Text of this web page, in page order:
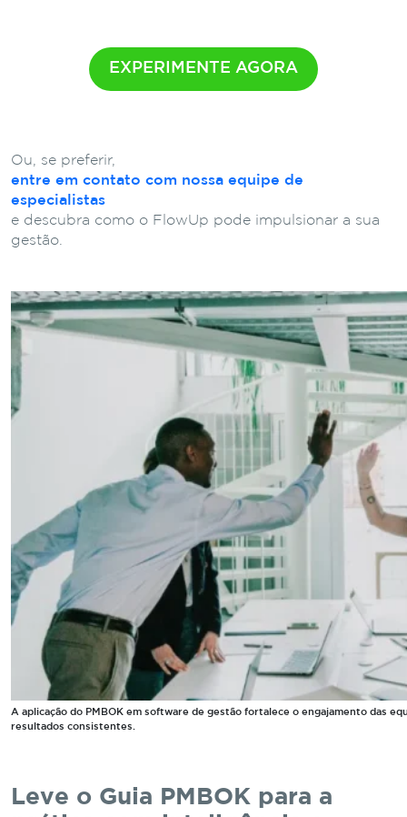
EXPERIMENTE AGORA
Ou, se preferir,
entre em contato com nossa equipe de
especialistas
e descubra como o FlowUp pode impulsionar a sua
gestão.
A aplicação do PMBOK em software de gestão fortalece o engajamento das
resultados consistentes.
Leve o Guia PMBOK para a